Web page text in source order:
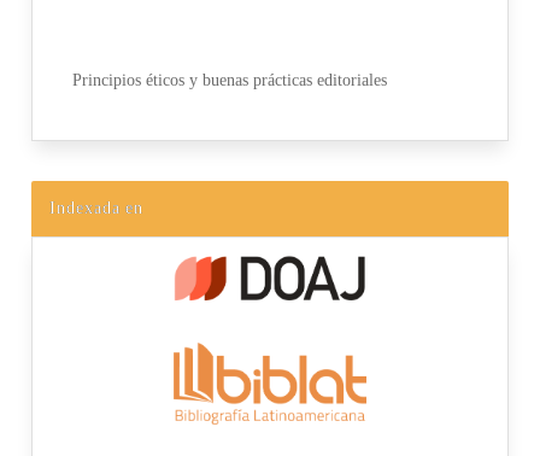
Principios éticos y buenas prácticas editoriales
Indexada en